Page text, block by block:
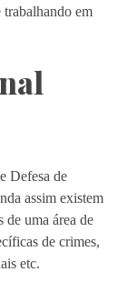
em
Defesa de
assim existem
de uma área de
de crimes,
etc.